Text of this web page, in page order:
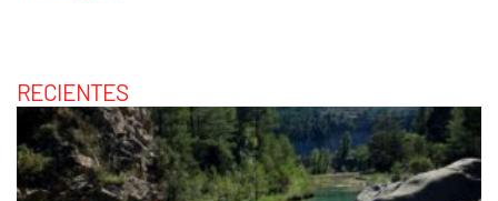
RECIENTES